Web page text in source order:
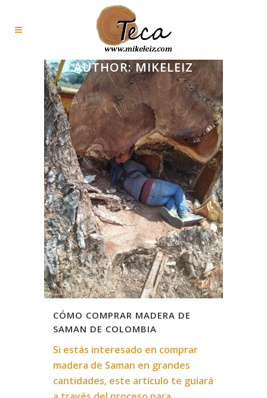
AUTHOR: MIKELEIZ
CÓMO COMPRAR MADERA DE
SAMAN DE COLOMBIA
Si estás interesado en comprar
madera de Saman en grandes
cantidades, este artículo te guiará